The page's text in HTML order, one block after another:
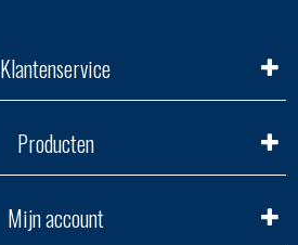
Klantenservice
Producten
Mijn account